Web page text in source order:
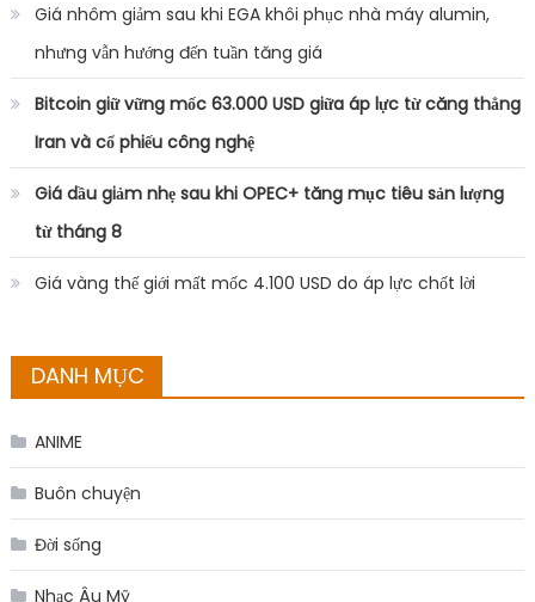
Giá nhôm giảm sau khi EGA khôi phục nhà máy alumin,
nhưng vẫn hướng đến tuần tăng giá
Bitcoin giữ vững mốc 63.000 USD giữa áp lực từ căng thẳng
Iran và cổ phiếu công nghệ
Giá dầu giảm nhẹ sau khi OPEC+ tăng mục tiêu sản lượng
từ tháng 8
Giá vàng thế giới mất mốc 4.100 USD do áp lực chốt lời
DANH MỤC
ANIME
Buôn chuyện
Đời sống
Nhạc Âu Mỹ